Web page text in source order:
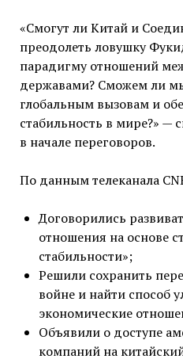
«Смогут ли Китай и
преодолеть ловушку
парадигму отношений
державами? Сможем ли
глобальным вызовам и
стабильность в мире?» —
в начале переговоров.
По данным телеканала
Договорились
отношения на основе
стабильности»;
Решили сохранить
войне и найти способ
экономические
Объявили о доступе
компаний на